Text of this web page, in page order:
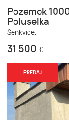
Pozemok
Poluselka
Šenkvice,
31 500 €
PREDAJ